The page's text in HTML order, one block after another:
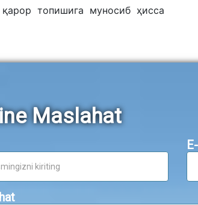
топишига муносиб ҳисса
Maslahat